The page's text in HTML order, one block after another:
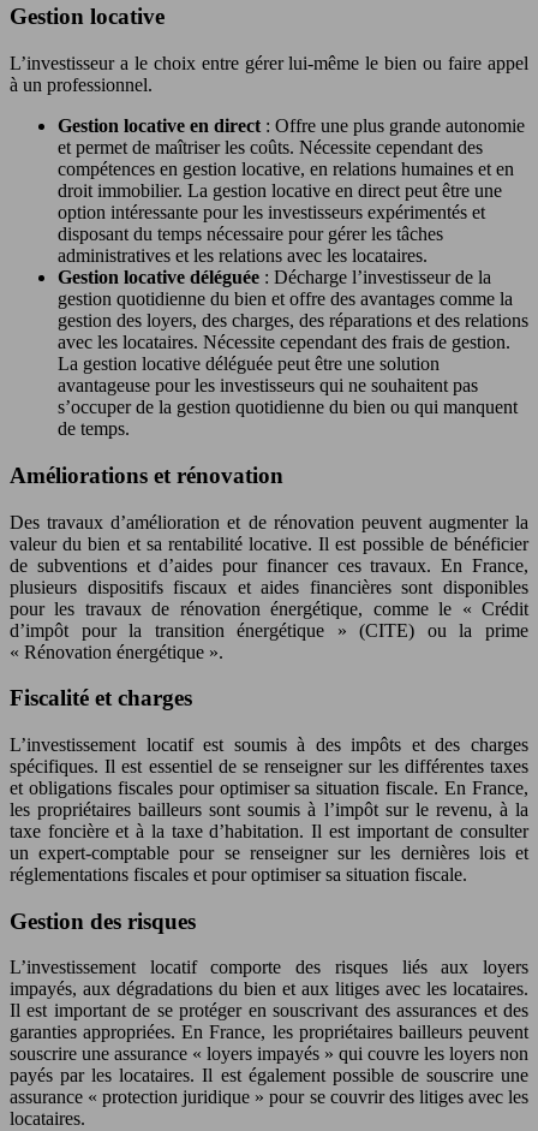
Gestion locative
L’investisseur a le choix entre gérer lui-même le bien ou faire appel
à un professionnel.
Gestion locative en direct : Offre une plus grande autonomie
et permet de maîtriser les coûts. Nécessite cependant des
compétences en gestion locative, en relations humaines et en
droit immobilier. La gestion locative en direct peut être une
option intéressante pour les investisseurs expérimentés et
disposant du temps nécessaire pour gérer les tâches
administratives et les relations avec les locataires.
Gestion locative déléguée : Décharge l’investisseur de la
gestion quotidienne du bien et offre des avantages comme la
gestion des loyers, des charges, des réparations et des relations
avec les locataires. Nécessite cependant des frais de gestion.
La gestion locative déléguée peut être une solution
avantageuse pour les investisseurs qui ne souhaitent pas
s’occuper de la gestion quotidienne du bien ou qui manquent
de temps.
Améliorations et rénovation
Des travaux d’amélioration et de rénovation peuvent augmenter la
valeur du bien et sa rentabilité locative. Il est possible de bénéficier
de subventions et d’aides pour financer ces travaux. En France,
plusieurs dispositifs fiscaux et aides financières sont disponibles
pour les travaux de rénovation énergétique, comme le « Crédit
d’impôt pour la transition énergétique » (CITE) ou la prime
« Rénovation énergétique ».
Fiscalité et charges
L’investissement locatif est soumis à des impôts et des charges
spécifiques. Il est essentiel de se renseigner sur les différentes taxes
et obligations fiscales pour optimiser sa situation fiscale. En France,
les propriétaires bailleurs sont soumis à l’impôt sur le revenu, à la
taxe foncière et à la taxe d’habitation. Il est important de consulter
un expert-comptable pour se renseigner sur les dernières lois et
réglementations fiscales et pour optimiser sa situation fiscale.
Gestion des risques
L’investissement locatif comporte des risques liés aux loyers
impayés, aux dégradations du bien et aux litiges avec les locataires.
Il est important de se protéger en souscrivant des assurances et des
garanties appropriées. En France, les propriétaires bailleurs peuvent
souscrire une assurance « loyers impayés » qui couvre les loyers non
payés par les locataires. Il est également possible de souscrire une
assurance « protection juridique » pour se couvrir des litiges avec les
locataires.